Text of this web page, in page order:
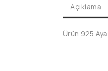
Açıklama
Ürün 925